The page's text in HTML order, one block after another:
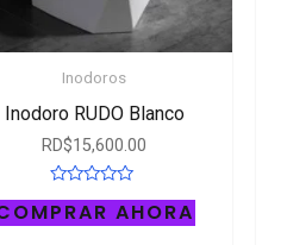
Inodoros
Inodoro RUDO Blanco
RD$15,600.00
Rated
0
out
AHORA